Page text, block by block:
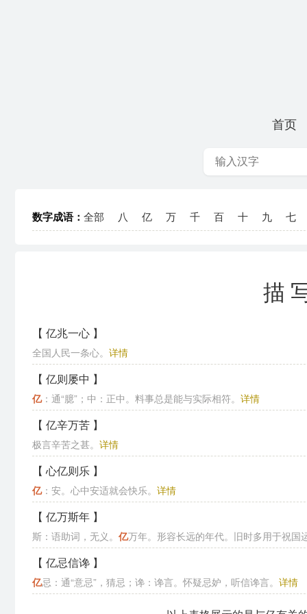
首页
数字成语： 全部 八 亿 万 千 百 十 九 七
描
【 亿兆一心 】
全国人民一条心。 详情
【 亿则屡中 】
亿：通“臆”；中：正中。料事总是能与实际相符。 详情
【 亿辛万苦 】
极言辛苦之甚。 详情
【 心亿则乐 】
亿：安。心中安适就会快乐。 详情
【 亿万斯年 】
斯：语助词，无义。 亿万年。形容长远的年代。旧时多用于祝国
【 亿忌信谗 】
亿忌：通“意忌”，猜忌；谗：谗言。怀疑忌妒，听信谗言。 详情